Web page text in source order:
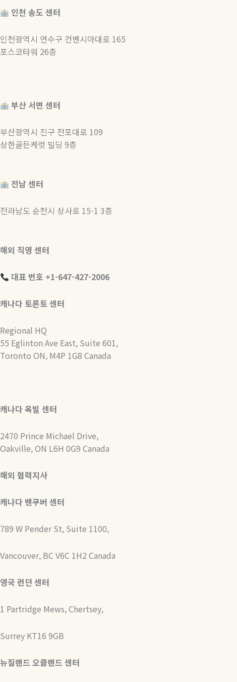
인천 송도 센터
인천광역시 연수구 컨벤시아대로 165
포스코타워 26층
부산 서면 센터
부산광역시 진구 전포대로 109
상한골든케럿 빌딩 9층
전남 센터
전라남도 순천시 상사로 15-1 3층
해외 직영 센터
대표 번호 +1-647-427-2006
캐나다 토론토 센터
Regional HQ
55 Eglinton Ave East, Suite 601,
Toronto ON, M4P 1G8 Canada
캐나다 옥빌 센터
2470 Prince Michael Drive,
Oakville, ON L6H 0G9 Canada
해외 협력지사
캐나다 밴쿠버 센터
789 W Pender St, Suite 1100,
Vancouver, BC V6C 1H2 Canada
영국 런던 센터
1 Partridge Mews, Chertsey,
Surrey KT16 9GB
뉴질랜드 오클랜드 센터